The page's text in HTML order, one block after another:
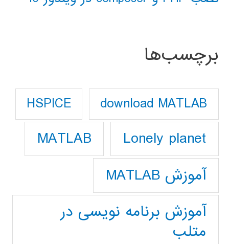
برچسب‌ها
download MATLAB
HSPICE
Lonely planet
MATLAB
آموزش MATLAB
آموزش برنامه نویسی در
متلب